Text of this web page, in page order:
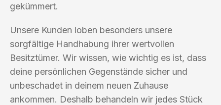
gekümmert.
Unsere Kunden loben besonders unsere
sorgfältige Handhabung ihrer wertvollen
Besitztümer. Wir wissen, wie wichtig es ist, dass
deine persönlichen Gegenstände sicher und
unbeschadet in deinem neuen Zuhause
ankommen. Deshalb behandeln wir jedes Stück